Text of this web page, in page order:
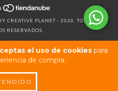
el uso de cookiespara
de compra.
CREATIVE PLANET - 2026. TODOS LOS
RESERVADOS.